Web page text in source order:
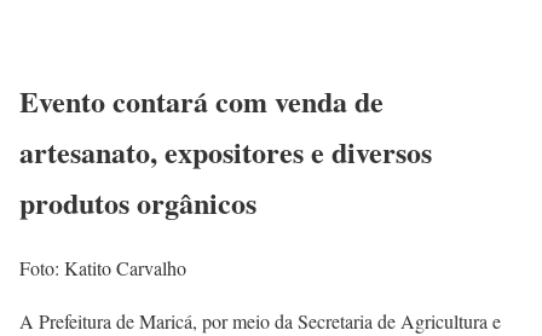
Evento contará com venda de
artesanato, expositores e diversos
produtos orgânicos
Foto: Katito Carvalho
A Prefeitura de Maricá, por meio da Secretaria de Agricultura e